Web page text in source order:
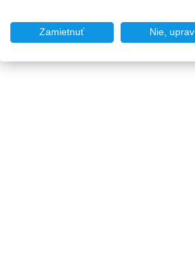
Zamietnuť Nie, uprav